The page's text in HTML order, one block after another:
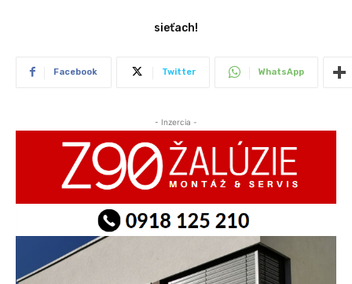
sieťach!
Facebook Twitter WhatsApp
- Inzercia -